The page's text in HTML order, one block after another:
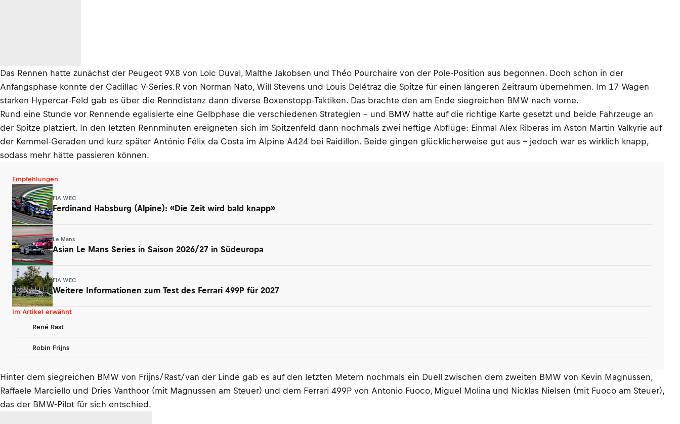
Das Rennen hatte zunächst der Peugeot 9X8 von Loïc Duval, Malthe Jakobsen und Théo Pourchaire von der Pole-Position aus begonnen. Doch schon in der
Anfangsphase konnte der Cadillac V-Series.R von Norman Nato, Will Stevens und Louis Delétraz die Spitze für einen längeren Zeitraum übernehmen. Im 17 Wagen
starken Hypercar-Feld gab es über die Renndistanz dann diverse Boxenstopp-Taktiken. Das brachte den am Ende siegreichen BMW nach vorne.
Rund eine Stunde vor Rennende egalisierte eine Gelbphase die verschiedenen Strategien – und BMW hatte auf die richtige Karte gesetzt und beide Fahrzeuge an
der Spitze platziert. In den letzten Rennminuten ereigneten sich im Spitzenfeld dann nochmals zwei heftige Abflüge: Einmal Alex Riberas im Aston Martin Valkyrie auf
der Kemmel-Geraden und kurz später António Félix da Costa im Alpine A424 bei Raidillon. Beide gingen glücklicherweise gut aus – jedoch war es wirklich knapp,
sodass mehr hätte passieren können.
Empfehlungen
FIA WEC
Ferdinand Habsburg (Alpine): «Die Zeit wird bald knapp»
Le Mans
Asian Le Mans Series in Saison 2026/27 in Südeuropa
FIA WEC
Weitere Informationen zum Test des Ferrari 499P für 2027
Im Artikel erwähnt
René Rast
Robin Frijns
Hinter dem siegreichen BMW von Frijns/Rast/van der Linde gab es auf den letzten Metern nochmals ein Duell zwischen dem zweiten BMW von Kevin Magnussen,
Raffaele Marciello und Dries Vanthoor (mit Magnussen am Steuer) und dem Ferrari 499P von Antonio Fuoco, Miguel Molina und Nicklas Nielsen (mit Fuoco am Steuer),
das der BMW-Pilot für sich entschied.